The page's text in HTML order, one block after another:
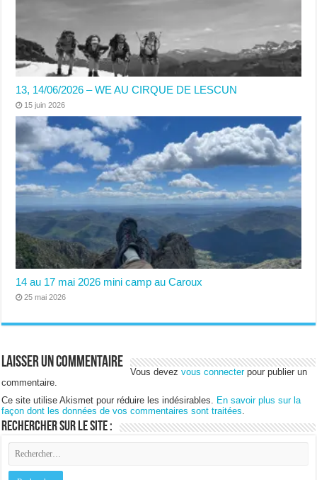
13, 14/06/2026 – WE AU CIRQUE DE LESCUN
15 juin 2026
14 au 17 mai 2026 mini camp au Caroux
25 mai 2026
Laisser un commentaire
Vous devezvous connecterpour publier un
commentaire.
Ce site utilise Akismet pour réduire les indésirables. En savoir plus sur la
façon dont les données de vos commentaires sont traitées.
Rechercher sur le site :